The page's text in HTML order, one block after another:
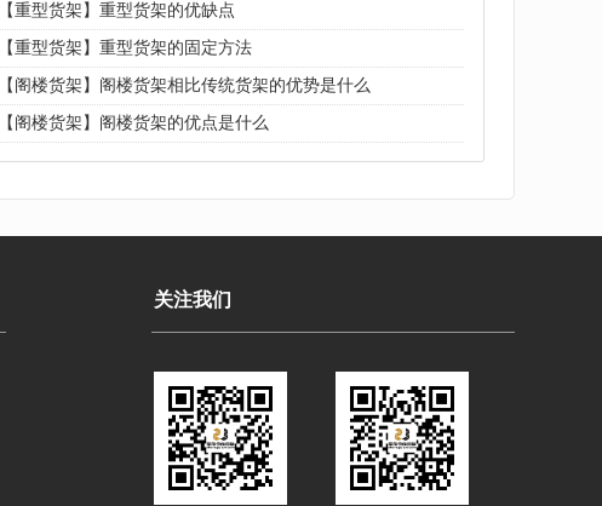
【重型货架】重型货架的优缺点
【重型货架】重型货架的固定方法
【阁楼货架】阁楼货架相比传统货架的优势是什么
【阁楼货架】阁楼货架的优点是什么
关注我们